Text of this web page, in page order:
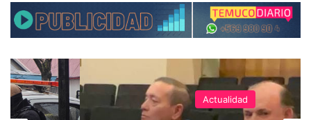
Actualidad